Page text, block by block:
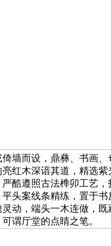
墙而设，鼎彝、书画、
红木深谙其道，精选紫
酷遵照古法榫卯工艺，
头案线条精练，置于书
动，端头一木连做，既
谓厅堂的点睛之笔。